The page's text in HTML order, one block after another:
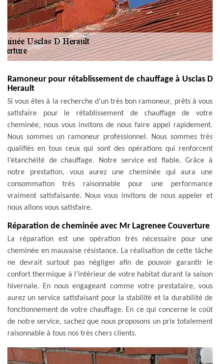
Ramoneur pour rétablissement de chauffage à Usclas D
Herault
Si vous êtes à la recherche d’un très bon ramoneur, prêts à vous
satisfaire pour le rétablissement de chauffage de votre
cheminée, nous vous invitons de nous faire appel rapidement.
Nous sommes un ramoneur professionnel. Nous sommes très
qualifiés en tous ceux qui sont des opérations qui renforcent
l’étanchéité de chauffage. Notre service est fiable. Grâce à
notre prestation, vous aurez une cheminée qui aura une
consommation très raisonnable pour une performance
vraiment satisfaisante. Nous vous invitons de nous appeler et
nous allons vous satisfaire.
Réparation de cheminée avec Mr Lagrenee Couverture
La réparation est une opération très nécessaire pour une
cheminée en mauvaise résistance. La réalisation de cette tâche
ne devrait surtout pas négliger afin de pouvoir garantir le
confort thermique à l’intérieur de votre habitat durant la saison
hivernale. En nous engageant comme votre prestataire, vous
aurez un service satisfaisant pour la stabilité et la durabilité de
fonctionnement de votre chauffage. En ce qui concerne le coût
de notre service, sachez que nous proposons un prix totalement
raisonnable à tous nos très chers clients.